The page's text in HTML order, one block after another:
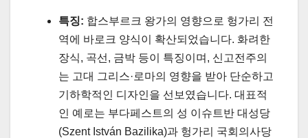
특징: 합스부르크 왕가의 영향으로 헝가리 전
역에 바로크 양식이 확산되었습니다. 화려한
장식, 곡선, 금박 등이 특징이며, 신고전주의
는 고대 그리스·로마의 영향을 받아 단순하고
기하학적인 디자인을 선보였습니다. 대표적
인 예로는 부다페스트의 성 이슈트반 대성당
(Szent István Bazilika)과 헝가리 국회의사당